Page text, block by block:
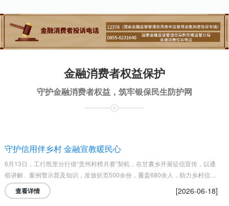
金融消费者权益保护
守护金融消费者权益，筑牢银保民生防护网
守护信用伴乡村 金融宣教暖民心
6月13日，工行凯里分行借“贵州村榜月赛”契机，在甘囊乡开展征信宣传，以通
俗讲解、案例警示普及知识，发放折页500余份，覆盖680余人，助力乡村信用
体系建设。
查看详情 [2026-06-18]